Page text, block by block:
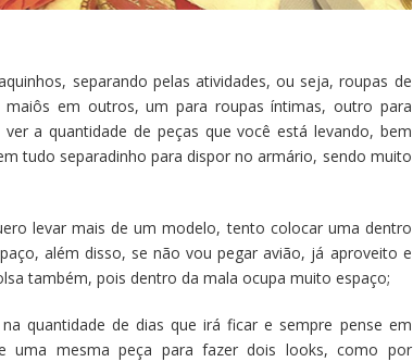
separando pelas atividades, ou seja, roupas de
maiôs em outros, um para roupas íntimas, outro para
a quantidade de peças que você está levando, bem
tudo separadinho para dispor no armário, sendo muito
levar mais de um modelo, tento colocar uma dentro
além disso, se não vou pegar avião, já aproveito e
também, pois dentro da mala ocupa muito espaço;
quantidade de dias que irá ficar e sempre pense em
uma mesma peça para fazer dois looks, como por